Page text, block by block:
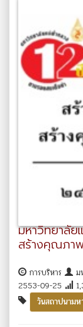
มหาวิทยาลัย
สร้างคุณภา
การบริหาร
ม
2553-09-25
วันสถาปนาม